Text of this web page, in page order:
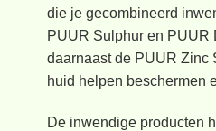
die je gecombineerd
PUUR Sulphur en PUUR
daarnaast de PUUR Zinc
huid helpen beschermen
De inwendige producten